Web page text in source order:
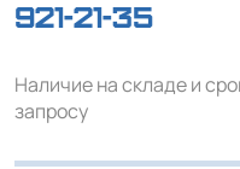
921-21-35
Наличие на складе и
запросу